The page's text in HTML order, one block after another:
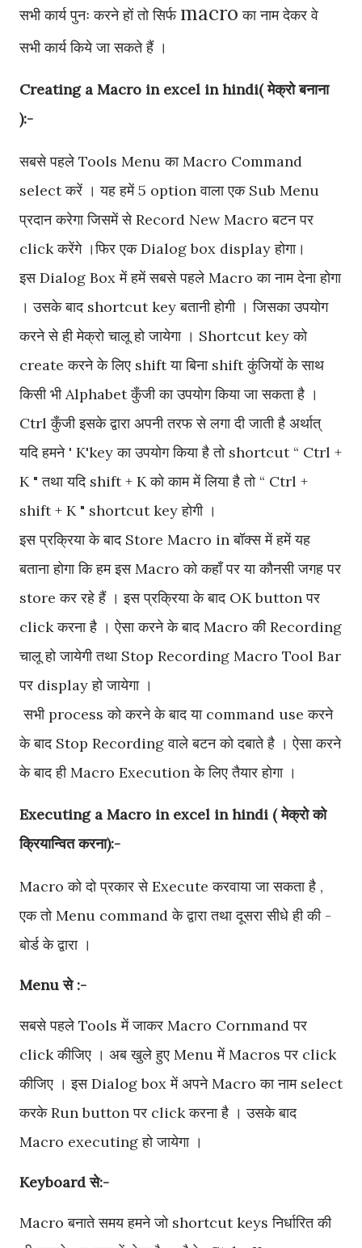
सभी कार्य पुनः करने हों तो सिर्फ macro का नाम देकर वे
सभी कार्य किये जा सकते हैं ।
Creating a Macro in excel in hindi( मेक्रो बनाना
):-
सबसे पहले Tools Menu का Macro Command
select करें । यह हमें 5 option वाला एक Sub Menu
प्रदान करेगा जिसमें से Record New Macro बटन पर
click करेंगे ।फिर एक Dialog box display होगा।
इस Dialog Box में हमें सबसे पहले Macro का नाम देना होगा
। उसके बाद shortcut key बतानी होगी । जिसका उपयोग
करने से ही मेक्रो चालू हो जायेगा । Shortcut key को
create करने के लिए shift या बिना shift कुंजियों के साथ
किसी भी Alphabet कुँजी का उपयोग किया जा सकता है ।
Ctrl कुँजी इसके द्वारा अपनी तरफ से लगा दी जाती है अर्थात्
यदि हमने ' K'key का उपयोग किया है तो shortcut “ Ctrl +
K " तथा यदि shift + K को काम में लिया है तो “ Ctrl +
shift + K " shortcut key होगी ।
इस प्रक्रिया के बाद Store Macro in बॉक्स में हमें यह
बताना होगा कि हम इस Macro को कहाँ पर या कौनसी जगह पर
store कर रहे हैं । इस प्रक्रिया के बाद OK button पर
click करना है । ऐसा करने के बाद Macro की Recording
चालू हो जायेगी तथा Stop Recording Macro Tool Bar
पर display हो जायेगा ।
सभी process को करने के बाद या command use करने
के बाद Stop Recording वाले बटन को दबाते है । ऐसा करने
के बाद ही Macro Execution के लिए तैयार होगा ।
Executing a Macro in excel in hindi ( मेक्रो को
क्रियान्वित करना):-
Macro को दो प्रकार से Execute करवाया जा सकता है ,
एक तो Menu command के द्वारा तथा दूसरा सीधे ही की -
बोर्ड के द्वारा ।
Menu से :-
सबसे पहले Tools में जाकर Macro Cornmand पर
click कीजिए । अब खुले हुए Menu में Macros पर click
कीजिए । इस Dialog box में अपने Macro का नाम select
करके Run button पर click करना है । उसके बाद
Macro executing हो जायेगा ।
Keyboard से:-
Macro बनाते समय हमने जो shortcut keys निर्धारित की